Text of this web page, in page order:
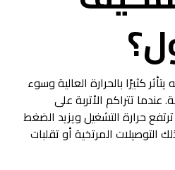
كثيرًا بالحرارة العالية وسوء
عندما تتراكم الأتربة على
حرارة التشغيل ويزيد الضغط
التوصيلات المرتخية أو تقلبات